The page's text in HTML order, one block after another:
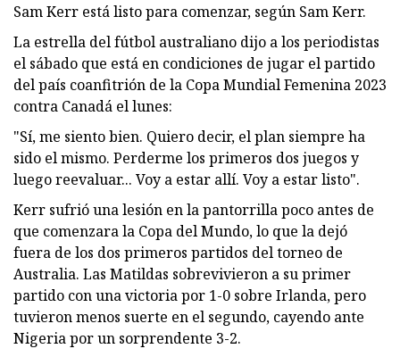
Sam Kerr está listo para comenzar, según Sam Kerr.
La estrella del fútbol australiano dijo a los periodistas
el sábado que está en condiciones de jugar el partido
del país coanfitrión de la Copa Mundial Femenina 2023
contra Canadá el lunes:
"Sí, me siento bien. Quiero decir, el plan siempre ha
sido el mismo. Perderme los primeros dos juegos y
luego reevaluar... Voy a estar allí. Voy a estar listo".
Kerr sufrió una lesión en la pantorrilla poco antes de
que comenzara la Copa del Mundo, lo que la dejó
fuera de los dos primeros partidos del torneo de
Australia. Las Matildas sobrevivieron a su primer
partido con una victoria por 1-0 sobre Irlanda, pero
tuvieron menos suerte en el segundo, cayendo ante
Nigeria por un sorprendente 3-2.